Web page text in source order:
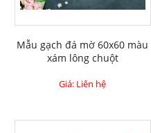
Mẫu gạch đá mờ 60x60 màu
xám lông chuột
Giá: Liên hệ